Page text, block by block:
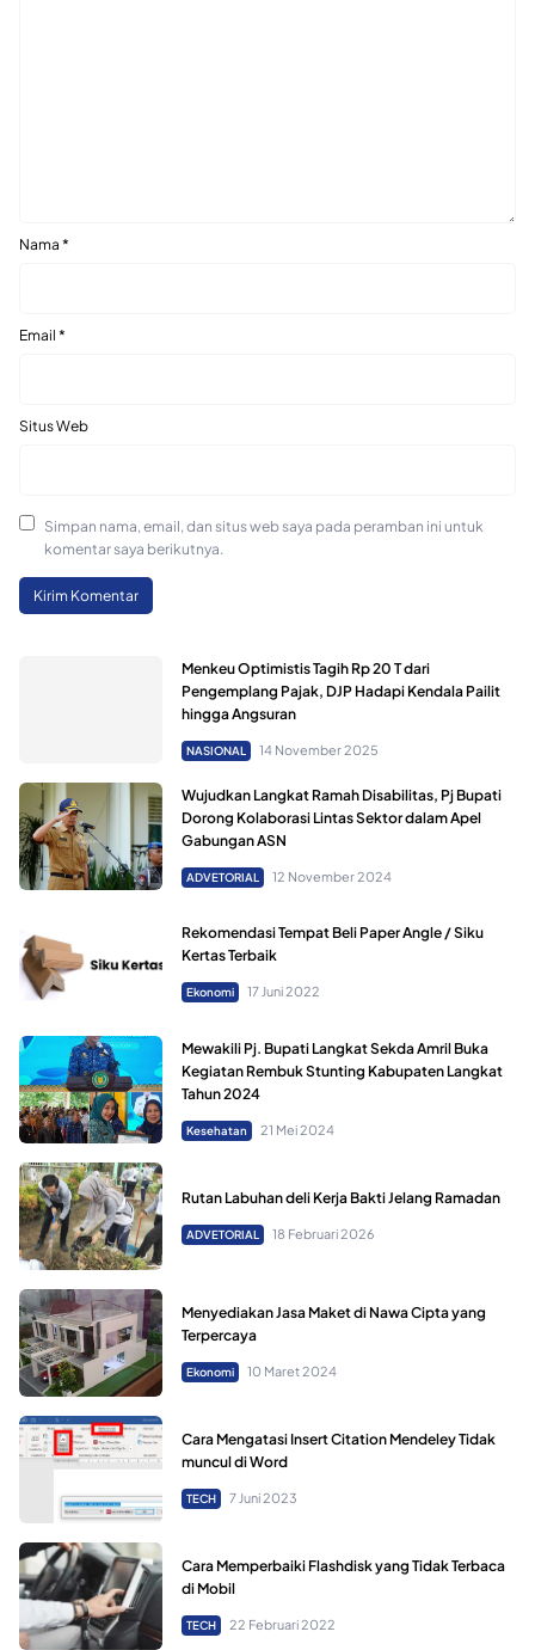
Nama *
Email *
Situs Web
Simpan nama, email, dan situs web saya pada peramban ini untuk
komentar saya berikutnya.
Menkeu Optimistis Tagih Rp 20 T dari
Pengemplang Pajak, DJP Hadapi Kendala Pailit
hingga Angsuran
NASIONAL 14 November 2025
Wujudkan Langkat Ramah Disabilitas, Pj Bupati
Dorong Kolaborasi Lintas Sektor dalam Apel
Gabungan ASN
ADVETORIAL 12 November 2024
Rekomendasi Tempat Beli Paper Angle / Siku
Kertas Terbaik
Ekonomi 17 Juni 2022
Mewakili Pj. Bupati Langkat Sekda Amril Buka
Kegiatan Rembuk Stunting Kabupaten Langkat
Tahun 2024
Kesehatan 21 Mei 2024
Rutan Labuhan deli Kerja Bakti Jelang Ramadan
ADVETORIAL 18 Februari 2026
Menyediakan Jasa Maket di Nawa Cipta yang
Terpercaya
Ekonomi 10 Maret 2024
Cara Mengatasi Insert Citation Mendeley Tidak
muncul di Word
TECH 7 Juni 2023
Cara Memperbaiki Flashdisk yang Tidak Terbaca
di Mobil
TECH 22 Februari 2022